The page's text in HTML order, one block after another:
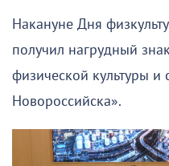
Накануне Дня
получил нагрудный
физической культуры и
Новороссийска».